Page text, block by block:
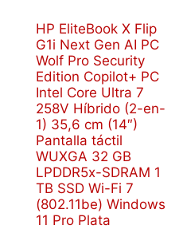
HP EliteBook X Flip
G1i Next Gen AI PC
Wolf Pro Security
Edition Copilot+ PC
Intel Core Ultra 7
258V Híbrido (2-en-
1) 35,6 cm (14″)
Pantalla táctil
WUXGA 32 GB
LPDDR5x-SDRAM 1
TB SSD Wi-Fi 7
(802.11be) Windows
11 Pro Plata